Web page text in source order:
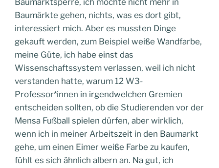
Baumarktsperre, ich möchte nicht mehr in
Baumärkte gehen, nichts, was es dort gibt,
interessiert mich. Aber es mussten Dinge
gekauft werden, zum Beispiel weiße Wandfarbe,
meine Güte, ich habe einst das
Wissenschaftssystem verlassen, weil ich nicht
verstanden hatte, warum 12 W3-
Professor*innen in irgendwelchen Gremien
entscheiden sollten, ob die Studierenden vor der
Mensa Fußball spielen dürfen, aber wirklich,
wenn ich in meiner Arbeitszeit in den Baumarkt
gehe, um einen Eimer weiße Farbe zu kaufen,
fühlt es sich ähnlich albern an. Na gut, ich